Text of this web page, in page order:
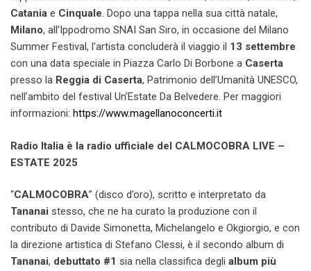
Catania e Cinquale. Dopo una tappa nella sua città natale,
Milano, all’Ippodromo SNAI San Siro, in occasione del Milano
Summer Festival, l’artista concluderà il viaggio il 13 settembre
con una data speciale in Piazza Carlo Di Borbone a Caserta
presso la Reggia di Caserta, Patrimonio dell’Umanità UNESCO,
nell’ambito del festival Un’Estate Da Belvedere. Per maggiori
informazioni: https://www.magellanoconcerti.it
Radio Italia è la radio ufficiale del CALMOCOBRA LIVE –
ESTATE 2025
“CALMOCOBRA” (disco d’oro), scritto e interpretato da
Tananai stesso, che ne ha curato la produzione con il
contributo di Davide Simonetta, Michelangelo e Okgiorgio, e con
la direzione artistica di Stefano Clessi, è il secondo album di
Tananai, debuttato #1 sia nella classifica degli album più